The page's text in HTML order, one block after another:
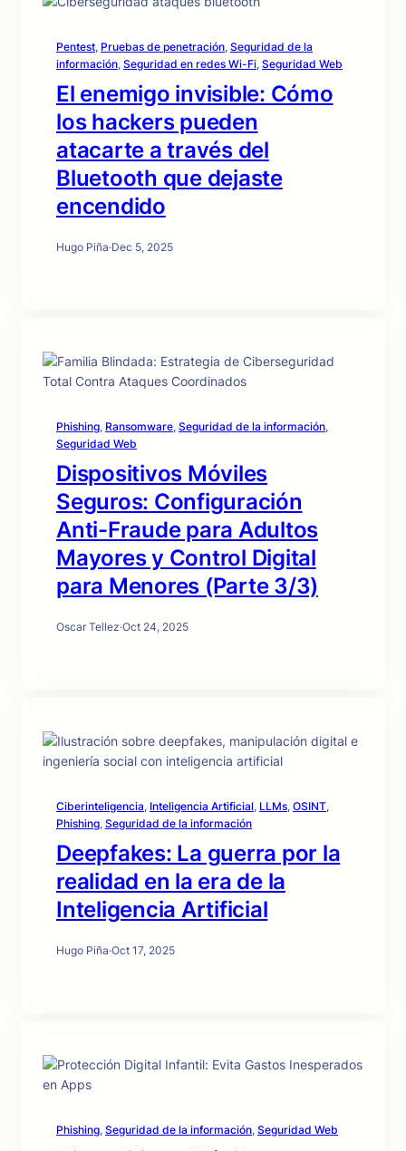
Pentest, Pruebas de penetración, Seguridad de la
información, Seguridad en redes Wi-Fi, Seguridad Web
El enemigo invisible: Cómo
los hackers pueden
atacarte a través del
Bluetooth que dejaste
encendido
Hugo Piña·Dec 5, 2025
Phishing, Ransomware, Seguridad de la información
Seguridad Web
Dispositivos Móviles
Seguros: Configuración
Anti-Fraude para Adultos
Mayores y Control Digital
para Menores (Parte 3/3)
Oscar Tellez·Oct 24, 2025
Ciberinteligencia, Inteligencia Artificial, LLMs, OSINT
Phishing, Seguridad de la información
Deepfakes: La guerra por la
realidad en la era de la
Inteligencia Artificial
Hugo Piña·Oct 17, 2025
Phishing, Seguridad de la información, Seguridad Web